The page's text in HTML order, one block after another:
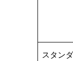
スタン